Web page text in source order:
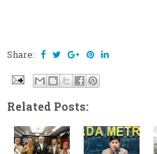
Share:
Related Posts: